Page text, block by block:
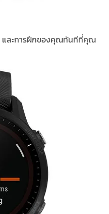
และการฝึกของคุณทันทีที่คุณ